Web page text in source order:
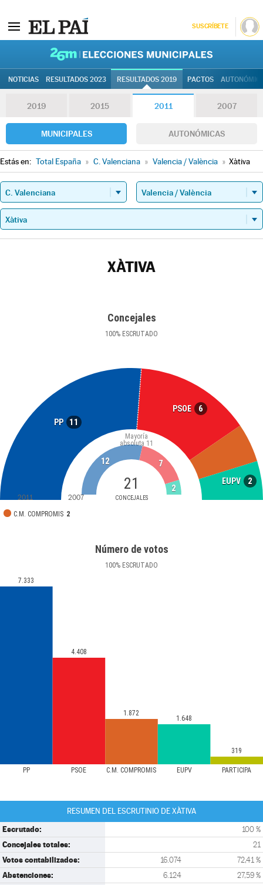
SUSCRÍBETE
NOTICIAS RESULTADOS 2023 RESULTADOS 2019 PACTOS
2019 2015 2011 2007
MUNICIPALES AUTONÓMICAS
Estás en: Total España » C. Valenciana » Valencia / València » Xàtiva
XÀTIVA
Concejales
100% ESCRUTADO
PP 11
PSOE 6
EUPV 2
21
CONCEJALES
Mayoría
absoluta 11
C.M. COMPROMIS 2
12 7
2
2011 2007
Número de votos
100% ESCRUTADO
PP PSOE C.M. COMPROMIS EUPV PARTICIPA
7.333
4.408
1.872
1.648
319
RESUMEN DEL ESCRUTINIO DE XÀTIVA
Escrutado: 100 %
Concejales totales: 21
Votos contabilizados: 16.074 72,41 %
Abstenciones: 6.124 27,59 %